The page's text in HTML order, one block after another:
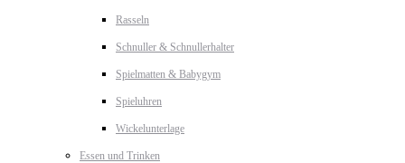
Rasseln
Schnuller & Schnullerhalter
Spielmatten & Babygym
Spieluhren
Wickelunterlage
Essen und Trinken